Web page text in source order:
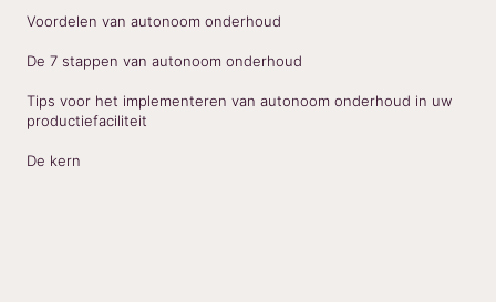
Voordelen van autonoom onderhoud
De 7 stappen van autonoom onderhoud
Tips voor het implementeren van autonoom onderhoud in uw
productiefaciliteit
De kern